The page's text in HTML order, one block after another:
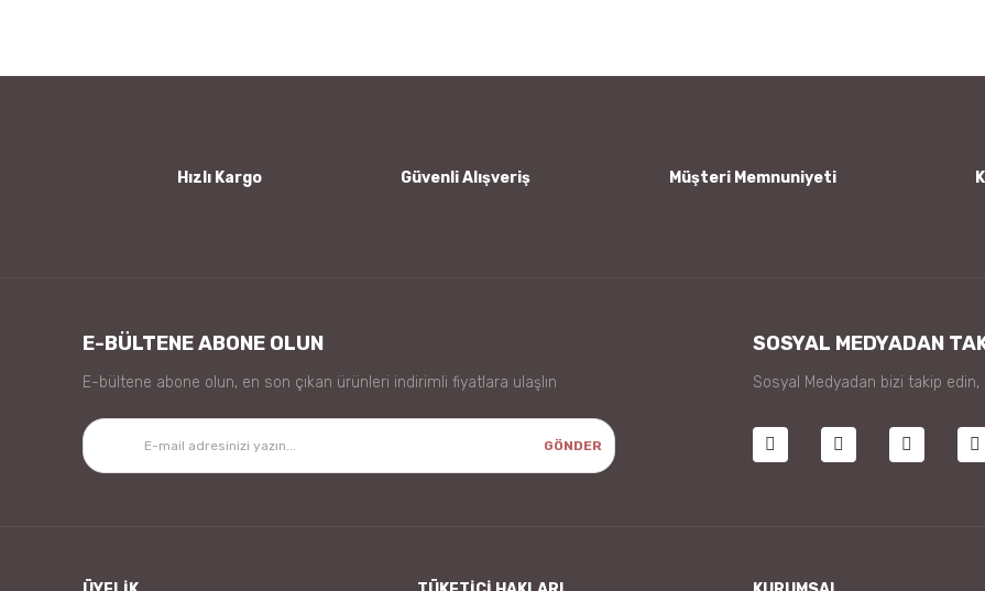
Hızlı Kargo Güvenli Alışveriş Müşteri Memnuniyeti
E-BÜLTENE ABONE OLUN
E-bültene abone olun, en son çıkan ürünleri indirimli fiyatlara ulaşlın
GÖNDER
SOSYAL MEDYADAN
Sosyal Medyadan bizi takip